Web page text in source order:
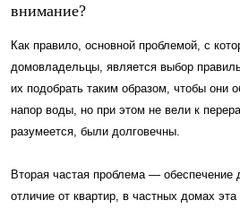
внимание?
Как правило, основной проблемой, с
домовладельцы, является выбор
их подобрать таким образом, чтобы они
напор воды, но при этом не вели к
разумеется, были долговечны.
Вторая частая проблема — обеспечение
отличие от квартир, в частных домах